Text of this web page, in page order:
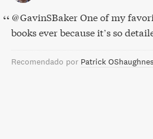
@GavinSBaker One of my
books ever because it’s so
Recomendado por Patrick